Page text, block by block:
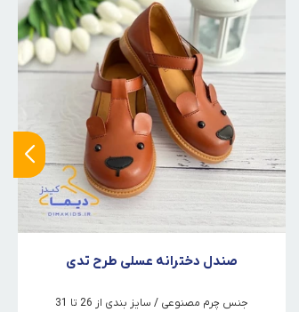
صندل دخترانه عسلی طرح تدی
جنس چرم مصنوعی / سایز بندی از 26 تا 31